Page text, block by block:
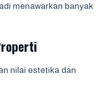
menawarkan banyak
nilai estetika dan